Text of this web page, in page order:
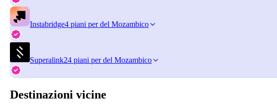
Instabridge4 piani per del Mozambico
Superalink24 piani per del Mozambico
Destinazioni vicine